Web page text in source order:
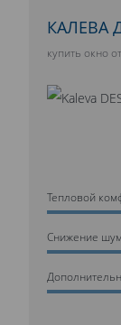
КАЛЕВА
купить окно
Тепловой
Cнижение